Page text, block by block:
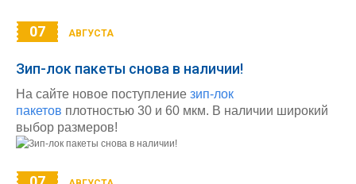
07 АВГУСТА
Зип-лок пакеты снова в наличии!
На сайте новое поступление зип-лок
пакетов плотностью 30 и 60 мкм. В наличии широкий
выбор размеров!